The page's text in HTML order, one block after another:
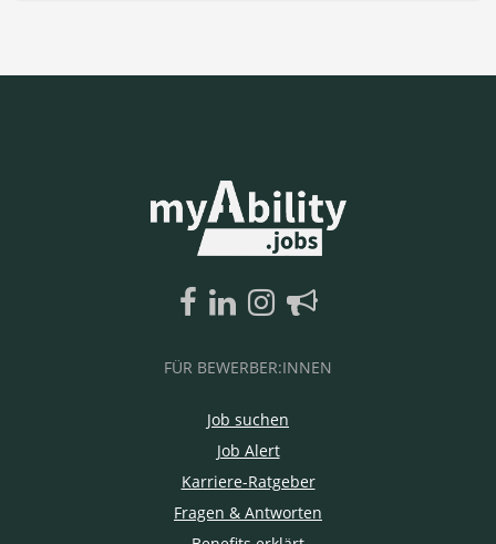
FÜR BEWERBER:INNEN
Job suchen
Job Alert
Karriere-Ratgeber
Fragen & Antworten